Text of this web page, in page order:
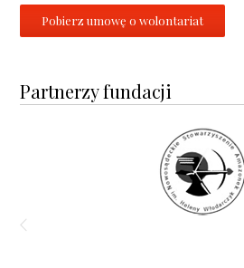
Pobierz umowę o wolontariat
Partnerzy fundacji